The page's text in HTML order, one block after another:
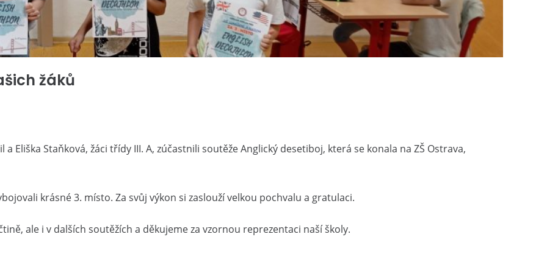
žáků
Eliška Staňková, žáci třídy III. A, zúčastnili soutěže Anglický desetiboj, která se konala na ZŠ Ostrava,
krásné 3. místo. Za svůj výkon si zaslouží velkou pochvalu a gratulaci.
ale i v dalších soutěžích a děkujeme za vzornou reprezentaci naší školy.